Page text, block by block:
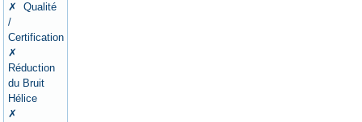
✗ Qualité
/
Certification
✗
Réduction
du Bruit
Hélice
✗